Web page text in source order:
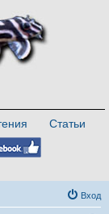
Статьи
Вход